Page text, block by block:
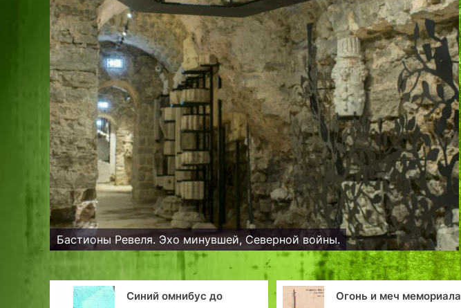
Бастионы Ревеля. Эхо минувшей, Северной войны.
Синий омнибус до
Огонь и меч мемориала